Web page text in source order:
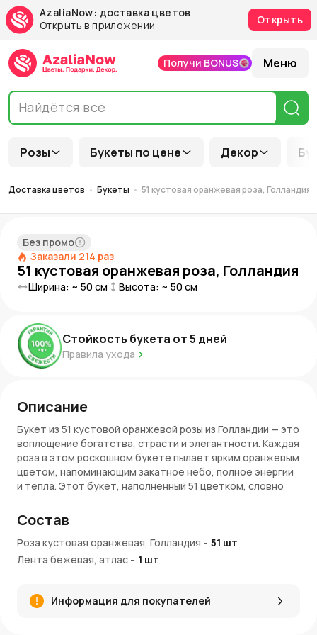
AzaliaNow: доставка цветов
Открыть в приложении
Открыть
Розы Букеты по цене Декор
Получи BONUS Меню
Доставка цветов Букеты 51 кустовая оранжевая роза, Голландия
Без промо
Заказали 214 раз
51 кустовая оранжевая роза, Голландия
Ширина: ~ 50 см Высота: ~ 50 см
Стойкость букета от5 дней
Правила ухода
Описание
Букет из 51 кустовой оранжевой розы из Голландии — это
воплощение богатства, страсти и элегантности. Каждая
роза в этом роскошном букете пылает ярким оранжевым
цветом, напоминающим закатное небо, полное энергии
и тепла. Этот букет, наполненный 51 цветком, словно
создавая атмосферу торжественности и величия.
Голландские розы, известные своим безупречным
качеством, придают композиции особую долговечность
и свежесть, наполняя пространство светом и теплом.
Энергия и страсть: Оранжевые розы олицетворяют
Состав
Роза кустовая оранжевая, Голландия - 51 шт
Лента бежевая, атлас - 1 шт
Информация для покупателей